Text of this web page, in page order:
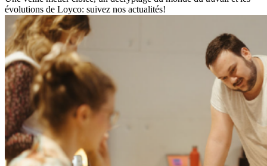
évolutions de Loyco: suivez nos actualités!